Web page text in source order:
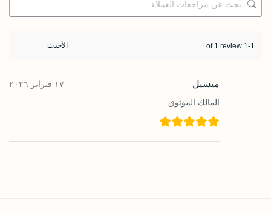
1-1 of 1 review
ميشيل
المالك الموثوق
١٧ فبراير ٢٠٢٦